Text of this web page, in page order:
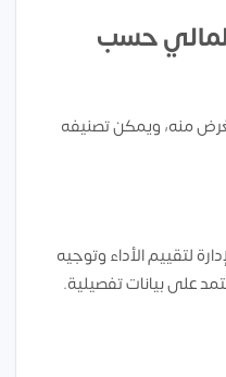
المالي حسب
منه، ويمكن تصنيفه
لتقييم الأداء وتوجيه
على بيانات تفصيلية.